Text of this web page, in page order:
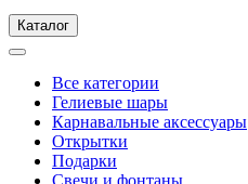
Каталог
Все категории
Гелиевые шары
Карнавальные аксессуары
Открытки
Подарки
Свечи и фонтаны